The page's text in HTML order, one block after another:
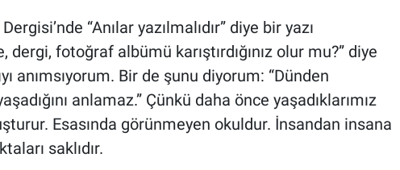
“Anılar yazılmalıdır” diye bir yazı
fotoğraf albümü karıştırdığınız olur mu?” diye
anımsıyorum. Bir de şunu diyorum: “Dünden
anlamaz.” Çünkü daha önce yaşadıklarımız
Esasında görünmeyen okuldur. İnsandan insana
saklıdır.